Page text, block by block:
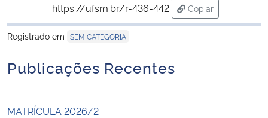
Ministério do Desenvolvimento Regional
https://ufsm.br/r-436-442
Copiar
para área de
Registrado em SEM CATEGORIA
Publicações Recentes
MATRÍCULA 2026/2